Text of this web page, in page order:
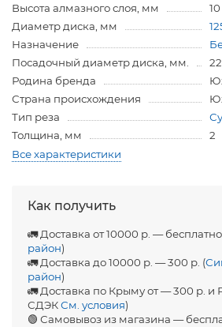
Высота алмазного слоя, мм
10
Диаметр диска, мм
Назначение
Посадочный диаметр диска, мм.
Родина бренда
Страна происхождения
Тип реза
Толщина, мм
2
Все характеристики
Как получить
🚛 Доставка от 10000 р. —
район)
🚛 Доставка до 10000 р. — 300 р. (
район)
🚛 Доставка по Крыму от — 300 р. и
СДЭКСм. условия)
🟢 Самовывоз из магазина —